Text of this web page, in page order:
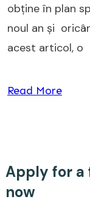
obține în plan
noul an și
acest articol, o
Read More
Apply for a
now